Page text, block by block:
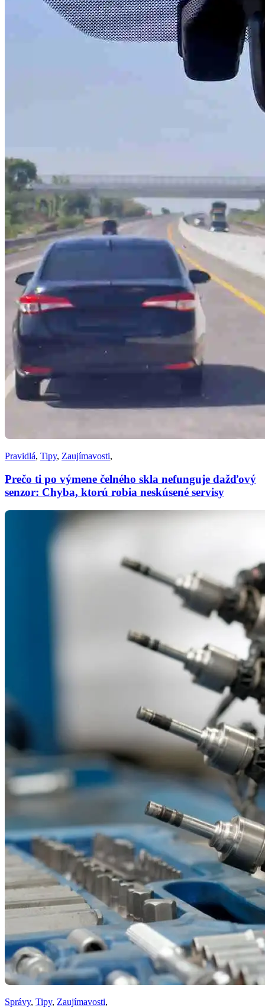
Pravidlá, Tipy, Zaujímavosti,
Prečo ti po výmene čelného skla nefunguje dažďový
senzor: Chyba, ktorú robia neskúsené servisy
Správy, Tipy, Zaujímavosti,